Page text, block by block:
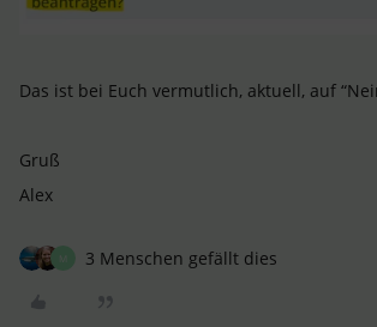
Das ist bei Euch vermutlich, aktuell, auf
Gruß
Alex
M 3 Menschen gefällt dies